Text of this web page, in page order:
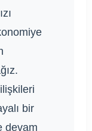
bir
devam